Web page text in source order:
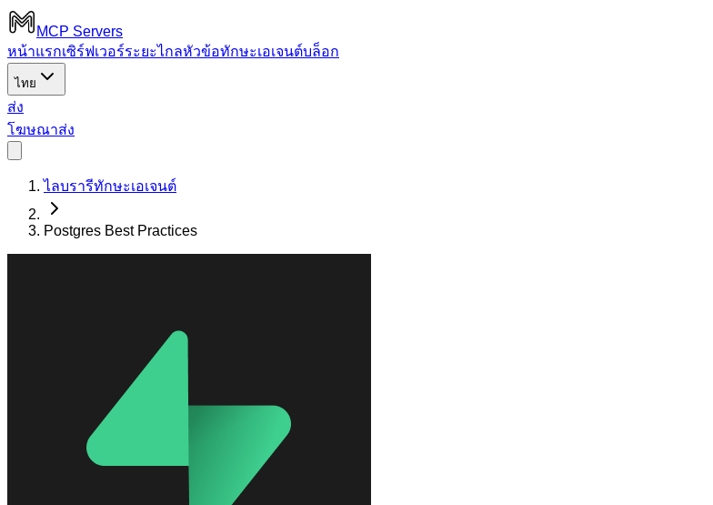
MCP Servers
หน้าแรกเซิร์ฟเวอร์ระยะไกลหัวข้อทักษะเอเจนต์บล็อก
ไทย
ส่ง
โฆษณาส่ง
ไลบรารีทักษะเอเจนต์
Postgres Best Practices